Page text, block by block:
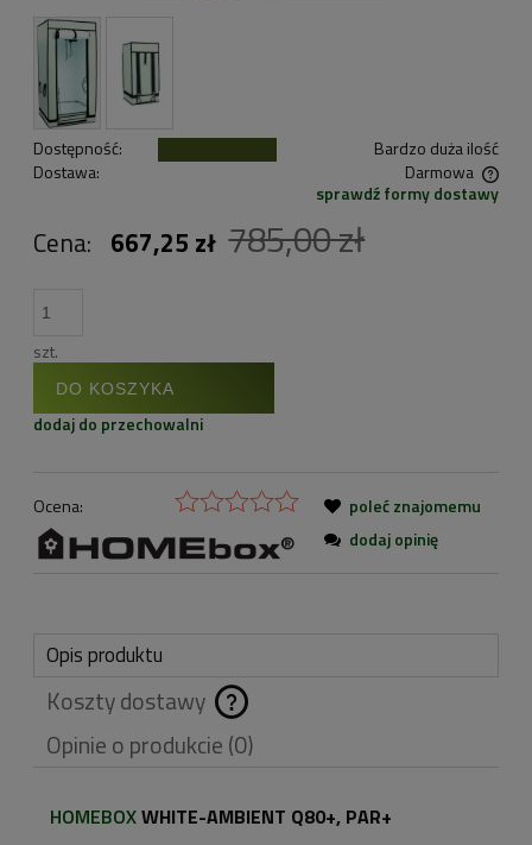
Dostępność:
Bardzo duża ilość
Dostawa:
Darmowa
Cena nie zawiera ewentualnych kosztów płatnościsprawdź formy dostawy
Cena: 667,25 zł 785,00 zł
szt.
DO KOSZYKA
dodaj do przechowalni
Ocena:
poleć znajomemu
dodaj opinię
Opis produktu
Koszty dostawy
Cena nie zawiera
ewentualnych kosztów
płatności
Opinie o produkcie (0)
HOMEBOXWHITE-AMBIENT Q80+, PAR+